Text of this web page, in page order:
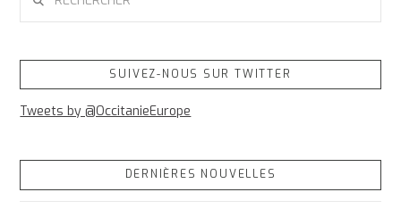
SUIVEZ-NOUS SUR TWITTER
Tweets by @OccitanieEurope
DERNIÈRES NOUVELLES